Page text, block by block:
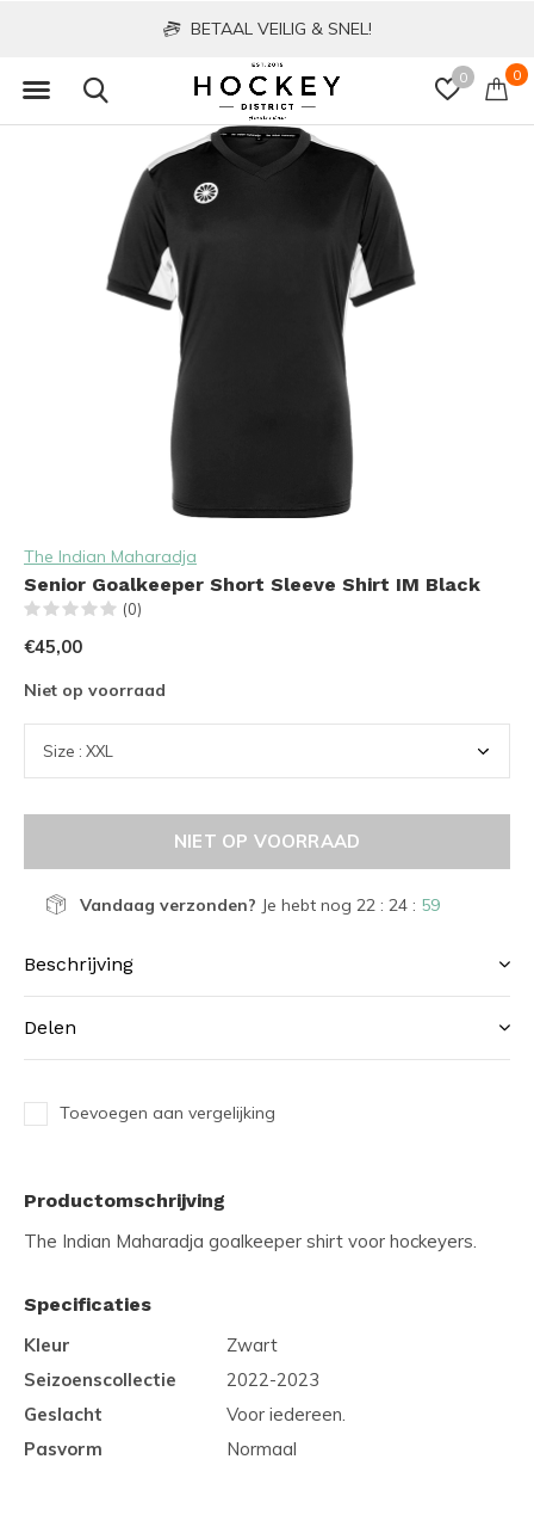
0 0
BETAAL VEILIG & SNEL!
The Indian Maharadja
Senior Goalkeeper Short Sleeve Shirt IM Black
(0)
€45,00
Niet op voorraad
NIET OP VOORRAAD
Vandaag verzonden? Je hebt nog 22 : 24 : 58
Beschrijving
Delen
Toevoegen aan vergelijking
Productomschrijving
The Indian Maharadja goalkeeper shirt voor hockeyers.
Specificaties
Kleur
Zwart
Seizoenscollectie
2022-2023
Geslacht
Voor iedereen.
Pasvorm
Normaal